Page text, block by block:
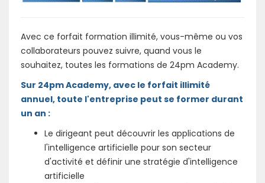
Avec ce forfait formation illimité, vous-même ou vos
collaborateurs pouvez suivre, quand vous le
souhaitez, toutes les formations de 24pm Academy.
Sur 24pm Academy, avec le forfait illimité
annuel, toute l'entreprise peut se former durant
un an :
Le dirigeant peut découvrir les applications de
l'intelligence artificielle pour son secteur
d'activité et définir une stratégie d'intelligence
artificielle